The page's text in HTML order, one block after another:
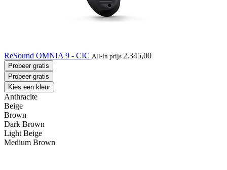
ReSound OMNIA 9 - CIC All-in prijs 2.345,00
Probeer gratis
Probeer gratis
Kies een kleur
Anthracite
Beige
Brown
Dark Brown
Light Beige
Medium Brown